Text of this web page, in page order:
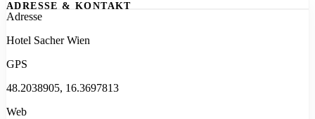
ADRESSE & KONTAKT
Adresse
Hotel Sacher Wien
GPS
48.2038905, 16.3697813
Web